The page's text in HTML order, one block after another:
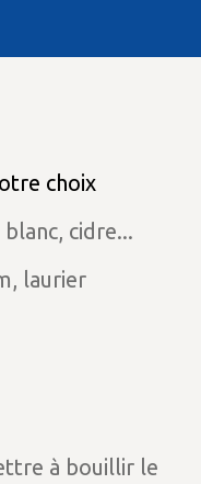
choix
cidre...
laurier
à bouillir le